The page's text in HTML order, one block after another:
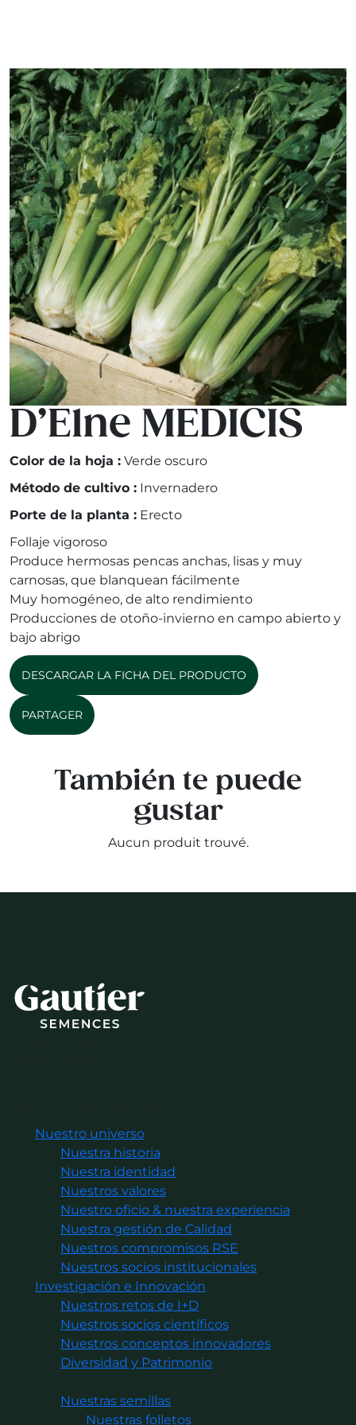
D’Elne MEDICIS
Color de la hoja : Verde oscuro
Método de cultivo : Invernadero
Porte de la planta : Erecto
Follaje vigoroso
Produce hermosas pencas anchas, lisas y muy
carnosas, que blanquean fácilmente
Muy homogéneo, de alto rendimiento
Producciones de otoño-invierno en campo abierto y
bajo abrigo
DESCARGAR LA FICHA DEL PRODUCTO
PARTAGER
También te puede
gustar
Aucun produit trouvé.
Nuestro universo
Nuestra historia
Nuestra identidad
Nuestros valores
Nuestro oficio & nuestra experiencia
Nuestra gestión de Calidad
Nuestros compromisos RSE
Nuestros socios institucionales
Investigación e Innovación
Nuestros retos de I+D
Nuestros socios científicos
Nuestros conceptos innovadores
Diversidad y Patrimonio
Nuestras semillas
Nuestras folletos